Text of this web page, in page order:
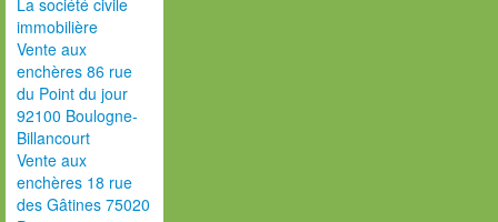
La société civile
immobilière
Vente aux
enchères 86 rue
du Point du jour
92100 Boulogne-
Billancourt
Vente aux
enchères 18 rue
des Gâtines 75020